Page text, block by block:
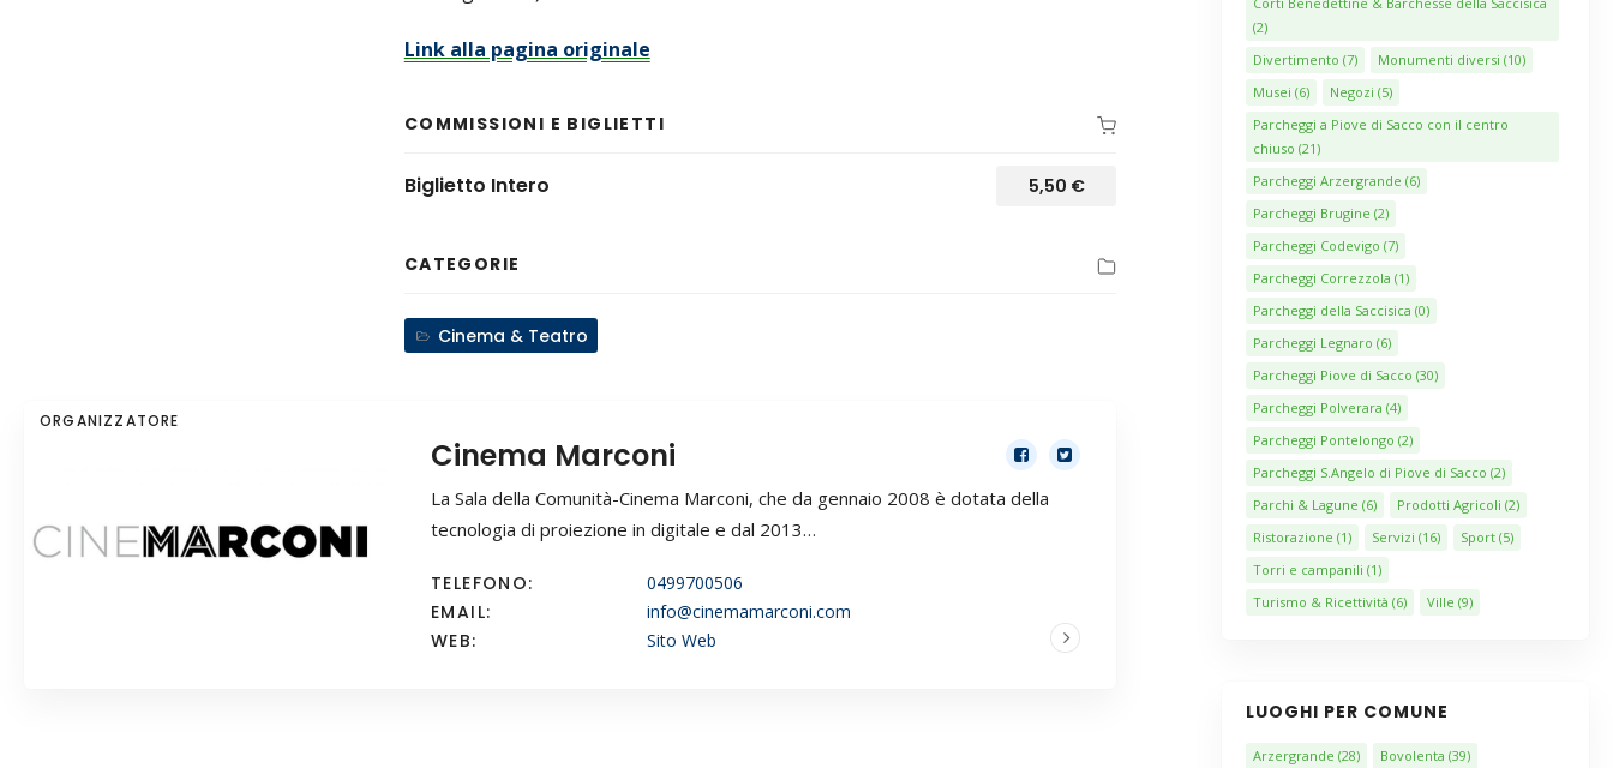
Link alla pagina originale
COMMISSIONI E BIGLIETTI
Biglietto Intero 5,50 €
CATEGORIE
Cinema & Teatro
ORGANIZZATORE
Cinema Marconi
La Sala della Comunità-Cinema Marconi, che da gennaio 2008 è dotata della
tecnologia di proiezione in digitale e dal 2013…
TELEFONO: 0499700506
EMAIL: info@cinemamarconi.com
WEB: Sito Web
(2)
Divertimento (7) Monumenti diversi (10)
Musei (6) Negozi (5)
Parcheggi a Piove di Sacco con il centro
chiuso (21)
Parcheggi Arzergrande (6)
Parcheggi Brugine (2)
Parcheggi Codevigo (7)
Parcheggi Correzzola (1)
Parcheggi della Saccisica (0)
Parcheggi Legnaro (6)
Parcheggi Piove di Sacco (30)
Parcheggi Polverara (4)
Parcheggi Pontelongo (2)
Parcheggi S.Angelo di Piove di Sacco (2)
Parchi & Lagune (6) Prodotti Agricoli (2)
Ristorazione (1) Servizi (16) Sport(5)
Torri e campanili (1)
Turismo & Ricettività (6) Ville (9)
LUOGHI PER COMUNE
Arzergrande (28) Bovolenta (39)